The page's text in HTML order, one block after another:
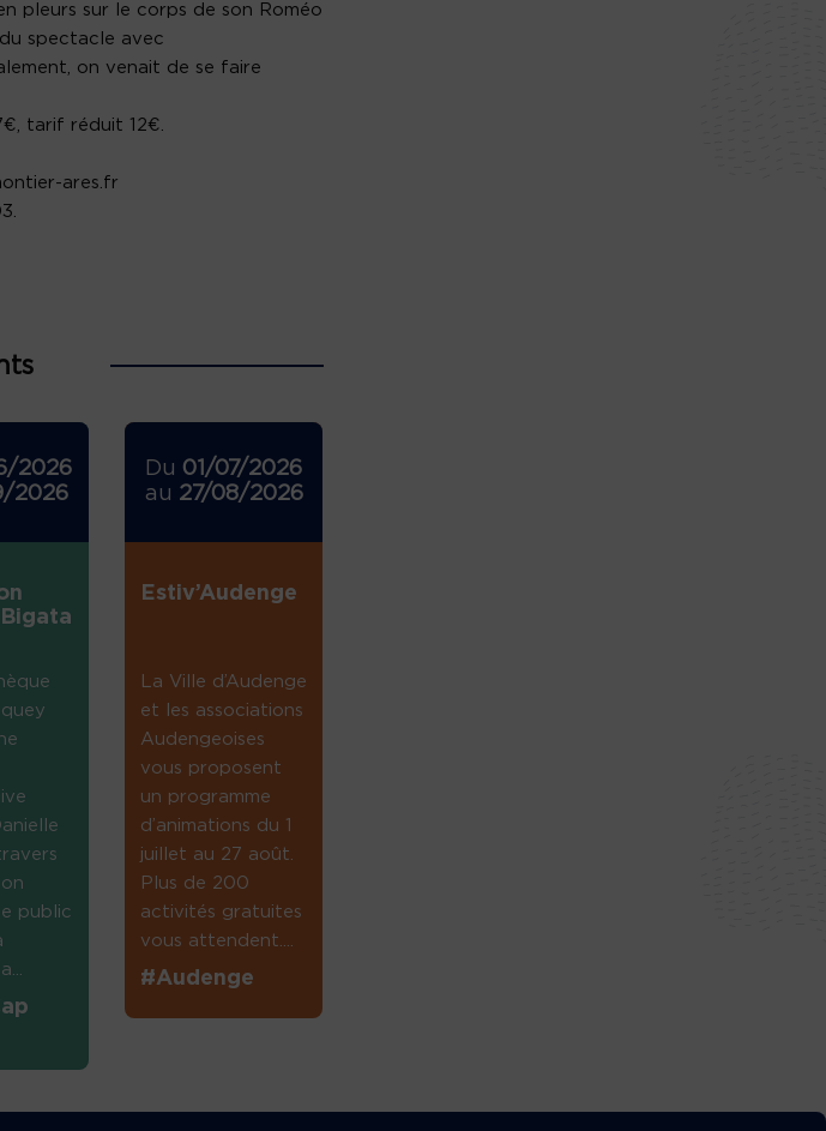
pleurs sur le corps de son Roméo
spectacle avec
on venait de se faire
tarif réduit 12€.
ares.fr
2026
2026
public
Du 01/07/2026
au 27/08/2026
Estiv’Audenge
La Ville d’Audenge
et les associations
Audengeoises
vous proposent
un programme
d’animations du 1
juillet au 27 août.
Plus de 200
activités gratuites
vous attendent....
#Audenge